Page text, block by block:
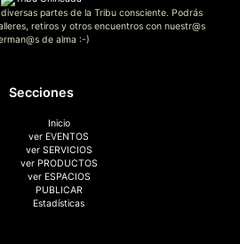
partes de la Tribu consciente. Podrás
retiros y otros encuentros con nuestr@s
de alma :-)
Secciones
Inicio
ver EVENTOS
ver SERVICIOS
ver PRODUCTOS
ver ESPACIOS
PUBLICAR
Estadísticas